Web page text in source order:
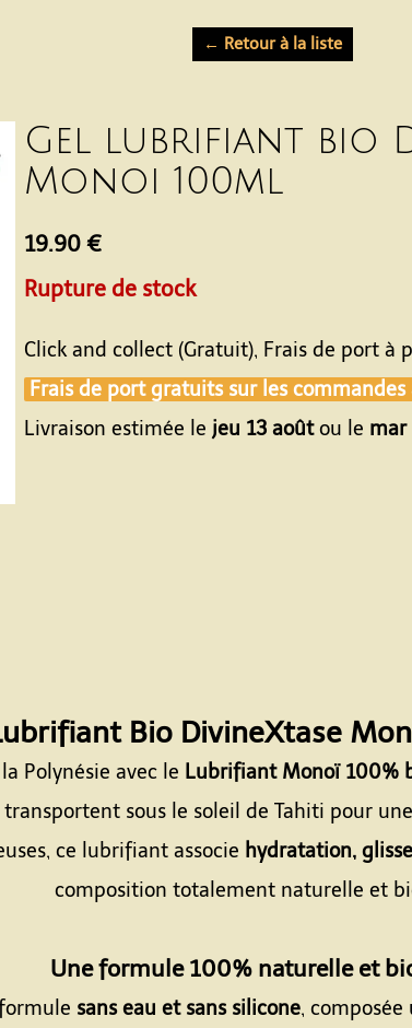
← Retour à la liste
Gel lubrifiant bio
Monoi 100ml
19.90 €
Rupture de stock
Click and collect (Gratuit), Frais de port à
Frais de port gratuits sur les
Livraison estimée le jeu 13 aoûtou le mar
Bio DivineXtase
Polynésie avec le Lubrifiant Monoï 100%
sous le soleil de Tahiti pour
ce lubrifiant associe hydratation,
composition totalement naturelle et
Une formule 100% naturelle et
sans eau et sans silicone,